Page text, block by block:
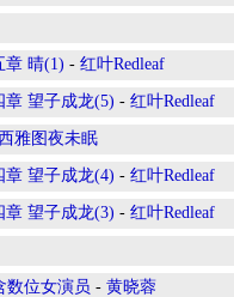
章 晴(1) - 红叶Redleaf
章 望子成龙(5) - 红叶Redleaf
雅图夜未眠
章 望子成龙(4) - 红叶Redleaf
章 望子成龙(3) - 红叶Redleaf
数位女演员 - 黄晓蓉